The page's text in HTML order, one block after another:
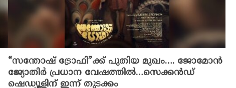
“സന്തോഷ് ട്രോഫി”ക്ക് പുതിയ മുഖം…. ജോമോൻ
ജ്യോതിർ പ്രധാന വേഷത്തിൽ…സെക്കൻഡ്
ഷെഡ്യൂളിന് ഇന്ന് തുടക്കം